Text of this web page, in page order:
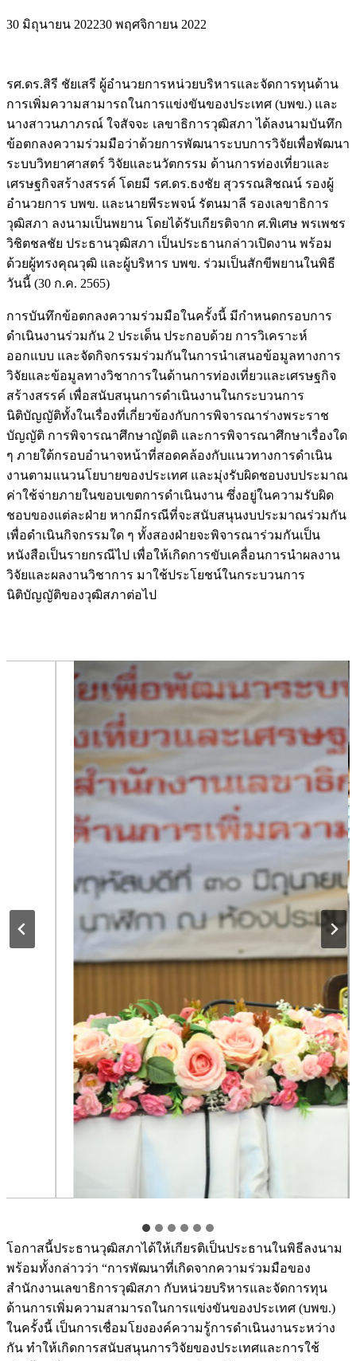
30 มิถุนายน 202230 พฤศจิกายน 2022
รศ.ดร.สิรี ชัยเสรี ผู้อำนวยการหน่วยบริหารและจัดการทุนด้าน
การเพิ่มความสามารถในการแข่งขันของประเทศ (บพข.) และ
นางสาวนภาภรณ์ ใจสัจจะ เลขาธิการวุฒิสภา ได้ลงนามบันทึก
ข้อตกลงความร่วมมือว่าด้วยการพัฒนาระบบการวิจัยเพื่อพัฒนา
ระบบวิทยาศาสตร์ วิจัยและนวัตกรรม ด้านการท่องเที่ยวและ
เศรษฐกิจสร้างสรรค์ โดยมี รศ.ดร.ธงชัย สุวรรณสิชณน์ รองผู้
อำนวยการ บพข. และนายพีระพจน์ รัตนมาลี รองเลขาธิการ
วุฒิสภา ลงนามเป็นพยาน โดยได้รับเกียรติจาก ศ.พิเศษ พรเพชร
วิชิตชลชัย ประธานวุฒิสภา เป็นประธานกล่าวเปิดงาน พร้อม
ด้วยผู้ทรงคุณวุฒิ และผู้บริหาร บพข. ร่วมเป็นสักขีพยานในพิธี
วันนี้ (30 ก.ค. 2565)
การบันทึกข้อตกลงความร่วมมือในครั้งนี้ มีกำหนดกรอบการ
ดำเนินงานร่วมกัน 2 ประเด็น ประกอบด้วย การวิเคราะห์
ออกแบบ และจัดกิจกรรมร่วมกันในการนำเสนอข้อมูลทางการ
วิจัยและข้อมูลทางวิชาการในด้านการท่องเที่ยวและเศรษฐกิจ
สร้างสรรค์ เพื่อสนับสนุนการดำเนินงานในกระบวนการ
นิติบัญญัติทั้งในเรื่องที่เกี่ยวข้องกับการพิจารณาร่างพระราช
บัญญัติ การพิจารณาศึกษาญัตติ และการพิจารณาศึกษาเรื่องใด
ๆ ภายใต้กรอบอำนาจหน้าที่สอดคล้องกับแนวทางการดำเนิน
งานตามแนวนโยบายของประเทศ และมุ่งรับผิดชอบงบประมาณ
ค่าใช้จ่ายภายในขอบเขตการดำเนินงาน ซึ่งอยู่ในความรับผิด
ชอบของแต่ละฝ่าย หากมีกรณีที่จะสนับสนุนงบประมาณร่วมกัน
เพื่อดำเนินกิจกรรมใด ๆ ทั้งสองฝ่ายจะพิจารณาร่วมกันเป็น
หนังสือเป็นรายกรณีไป เพื่อให้เกิดการขับเคลื่อนการนำผลงาน
วิจัยและผลงานวิชาการ มาใช้ประโยชน์ในกระบวนการ
นิติบัญญัติของวุฒิสภาต่อไป
โอกาสนี้ประธานวุฒิสภาได้ให้เกียรติเป็นประธานในพิธีลงนาม
พร้อมทั้งกล่าวว่า “การพัฒนาที่เกิดจากความร่วมมือของ
สำนักงานเลขาธิการวุฒิสภา กับหน่วยบริหารและจัดการทุน
ด้านการเพิ่มความสามารถในการแข่งขันของประเทศ (บพข.)
ในครั้งนี้ เป็นการเชื่อมโยงองค์ความรู้การดำเนินงานระหว่าง
กัน ทำให้เกิดการสนับสนุนการวิจัยของประเทศและการใช้